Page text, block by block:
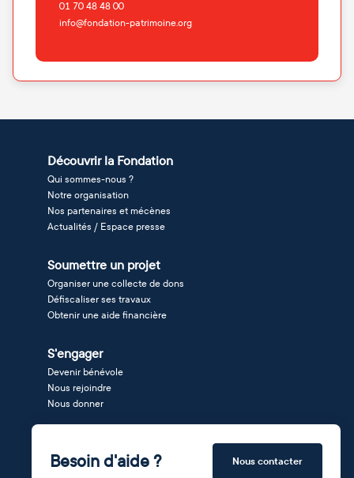
01 70 48 48 00
info@fondation-patrimoine.org
Découvrir la Fondation
Qui sommes-nous ?
Notre organisation
Nos partenaires et mécènes
Actualités / Espace presse
Soumettre un projet
Organiser une collecte de dons
Défiscaliser ses travaux
Obtenir une aide financière
S'engager
Devenir bénévole
Nous rejoindre
Nous donner
Besoin d'aide ? Nous contacter